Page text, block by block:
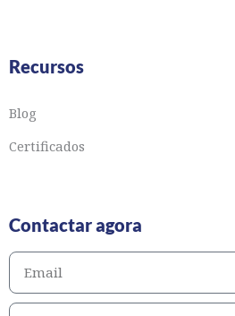
Recursos
Blog
Certificados
Contactar agora